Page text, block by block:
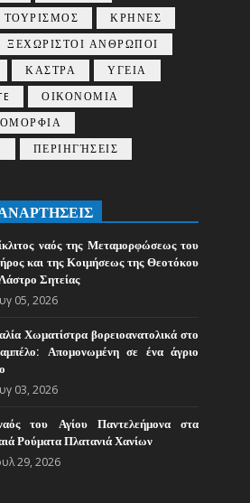
ΤΟΥΡΙΣΜΟΣ
ΚΡΗΝΕΣ
ΞΕΧΩΡΙΣΤΟΙ ΑΝΘΡΩΠΟΙ
ΚΑΣΤΡΑ
ΥΓΕΙΑ
ΟΙΚΟΝΟΜΙΑ
ΟΜΟΡΦΙΑ
ΠΕΡΙΗΓΉΣΕΙΣ
ναός της Μεταμορφώσεως του
και της Κοιμήσεως της Θεοτόκου
Σητείας
05, 2026
Χωματίστρα βορειοανατολικά στο
Απομονωμένη σε ένα άγριο
03, 2026
του Αγίου Παντελεήμονα στα
Ρούματα Πλατανιά Χανίων
29, 2026